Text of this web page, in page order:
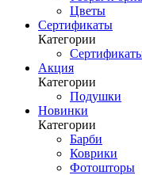
Цветы
Сертификаты
Категории
Акция
Категории
Подушки
Новинки
Категории
Барби
Коврики
Фотошторы